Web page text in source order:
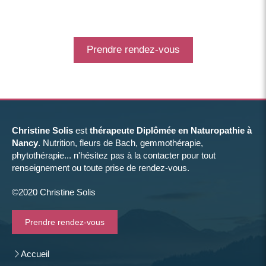
Prendre rendez-vous
Christine Solis est thérapeute Diplômée en Naturopathie à
Nancy. Nutrition, fleurs de Bach, gemmothérapie,
phytothérapie... n'hésitez pas à la contacter pour tout
renseignement ou toute prise de rendez-vous.
©2020 Christine Solis
Prendre rendez-vous
Accueil